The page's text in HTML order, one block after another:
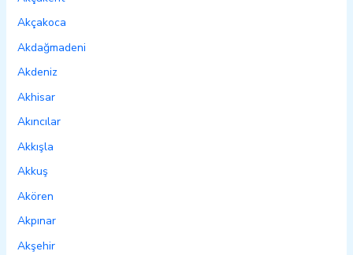
Akçakoca
Akdağmadeni
Akdeniz
Akhisar
Akıncılar
Akkışla
Akkuş
Akören
Akpınar
Akşehir